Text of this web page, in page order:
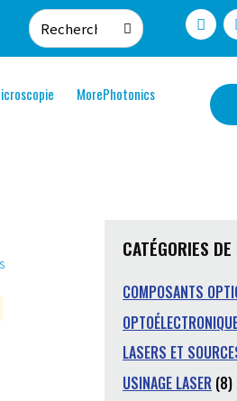
MorePhotonics
CATÉGORIES
COMPOSANTS
LASERS ET
USINAGE LASER (8)